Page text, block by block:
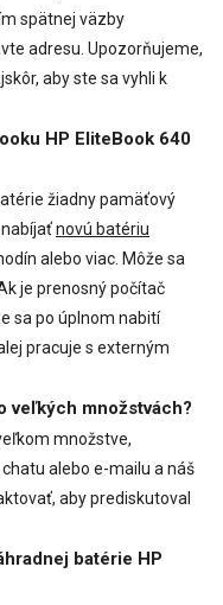
spätnej väzby
adresu. Upozorňujeme,
aby ste sa vyhli k
HP EliteBook 640
žiadny pamäťový
novú batériu
alebo viac. Môže sa
je prenosný počítač
sa po úplnom nabití
pracuje s externým
veľkých množstvách?
množstve,
alebo e-mailu a náš
aby prediskutoval
batérie HP